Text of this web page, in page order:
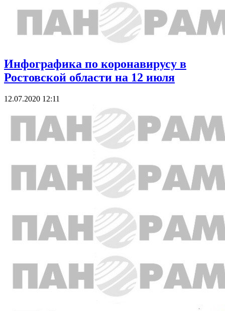
Инфографика по коронавирусу в
Ростовской области на 12 июля
12.07.2020 12:11